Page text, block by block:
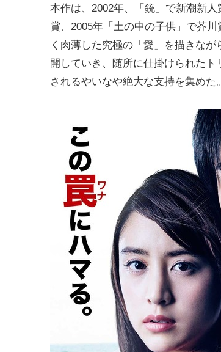
本作は、2002年、「銃」で新潮新
賞、2005年「土の中の子供」で芥
く肉薄した究極の「愛」を描きな
開していき、随所に仕掛けられた
されるやいなや絶大な支持を集めた。